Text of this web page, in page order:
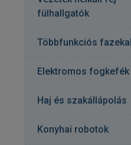
fülhallgatók
Többfunkciós
Elektromos fogkefék
Haj és szakállápolás
Konyhai robotok